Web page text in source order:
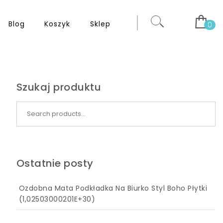
Blog Koszyk Sklep 0
Szukaj produktu
Ostatnie posty
Ozdobna Mata Podkładka Na Biurko Styl Boho Płytki
(1,02503000201E+30)